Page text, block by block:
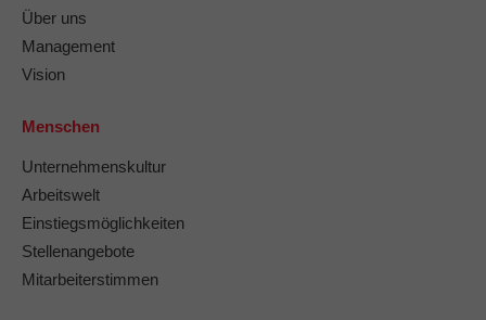
Über uns
Management
Vision
Menschen
Unternehmenskultur
Arbeitswelt
Einstiegsmöglichkeiten
Stellenangebote
Mitarbeiterstimmen